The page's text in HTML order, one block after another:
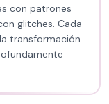
con patrones
glitches. Cada
transformación